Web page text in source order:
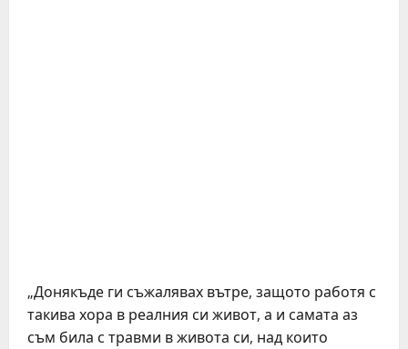
„Донякъде ги съжалявах вътре, защото работя с
такива хора в реалния си живот, а и самата аз
съм била с травми в живота си, над които